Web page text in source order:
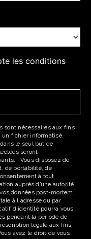
les conditions
sont nécessaires aux fins
un fichier informatisé.
le seul but de
seront
. Vous disposez de
de portabilité, de
à tout
auprès d’une autorité
données post-mortem.
à l'adresse ou par
d'identité pourra vous
pendant la période de
légale aux fins
avez le droit de vous